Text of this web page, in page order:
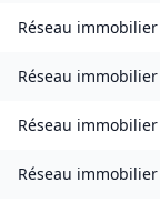
Réseau immobilier
Réseau immobilier
Réseau immobilier
Réseau immobilier